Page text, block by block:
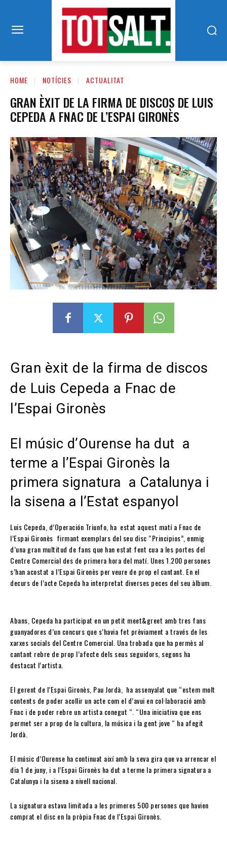
HOME NOTÍCIES ACTUALITAT
GRAN ÈXIT DE LA FIRMA DE DISCOS DE LUIS
CEPEDA A FNAC DE L’ESPAI GIRONÈS
Gran èxit de la firma de discos
de Luis Cepeda a Fnac de
l’Espai Gironès
El músic d’Ourense ha dut a
terme a l’Espai Gironès la
primera signatura a Catalunya i
la sisena a l’Estat espanyol
Luis Cepeda, d’Operación Triunfo, ha estat aquest matí a Fnac de
l’Espai Gironès firmant exemplars del seu disc “Principios”, enmig
d’una gran multitud de fans que han estat fent cua a les portes del
Centre Comercial des de primera hora del matí. Unes 1.200 persones
s’han acostat a l’Espai Gironès per veure de prop el cantant. En el
decurs de l’acte Cepeda ha interpretat diverses peces del seu àlbum.
Abans, Cepeda ha participat en un petit meet&greet amb tres fans
guanyadores d’un concurs que s’havia fet prèviament a través de les
xarxes socials del Centre Comercial. Una trobada que ha permès al
cantant rebre de prop l’afecte dels seus seguidors, segons ha
destacat l’artista.
El gerent de l’Espai Gironès, Pau Jordà, ha assenyalat que “estem molt
contents de poder acollir un acte com el d’avui en col·laboració amb
Fnac i de poder rebre un artista conegut “. “Una iniciativa que ens
permet ser a prop de la cultura, la música i la gent jove “ ha afegit
Jordà.
El músic d’Ourense ha continuat així amb la seva gira que va arrencar el
dia 1 de juny, i a l’Espai Gironès ha dut a terme la primera signatura a
Catalunya i la sisena a nivell nacional.
La signatura estava limitada a les primeres 500 persones que havien
comprat el disc en la pròpia Fnac de l’Espai Gironès.